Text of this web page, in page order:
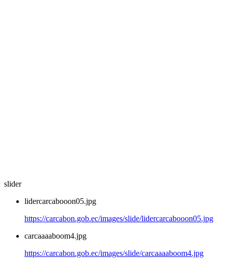
slider
lidercarcabooon05.jpg
https://carcabon.gob.ec/images/slide/lidercarcabooon05.jpg
carcaaaaboom4.jpg
https://carcabon.gob.ec/images/slide/carcaaaaboom4.jpg